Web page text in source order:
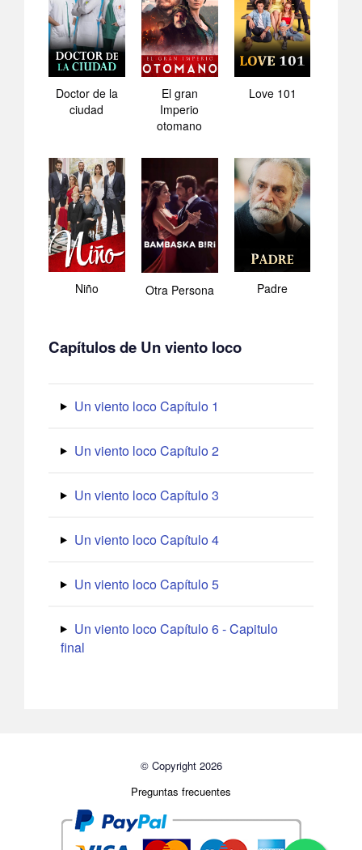
Doctor de la
ciudad
El gran
Imperio
otomano
Love 101
Niño Otra Persona Padre
Capítulos de Un viento loco
Un viento loco Capítulo 1
Un viento loco Capítulo 2
Un viento loco Capítulo 3
Un viento loco Capítulo 4
Un viento loco Capítulo 5
Un viento loco Capítulo 6 - Capitulo
final
© Copyright 2026
Preguntas frecuentes